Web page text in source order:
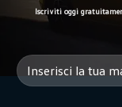
Iscriviti oggi